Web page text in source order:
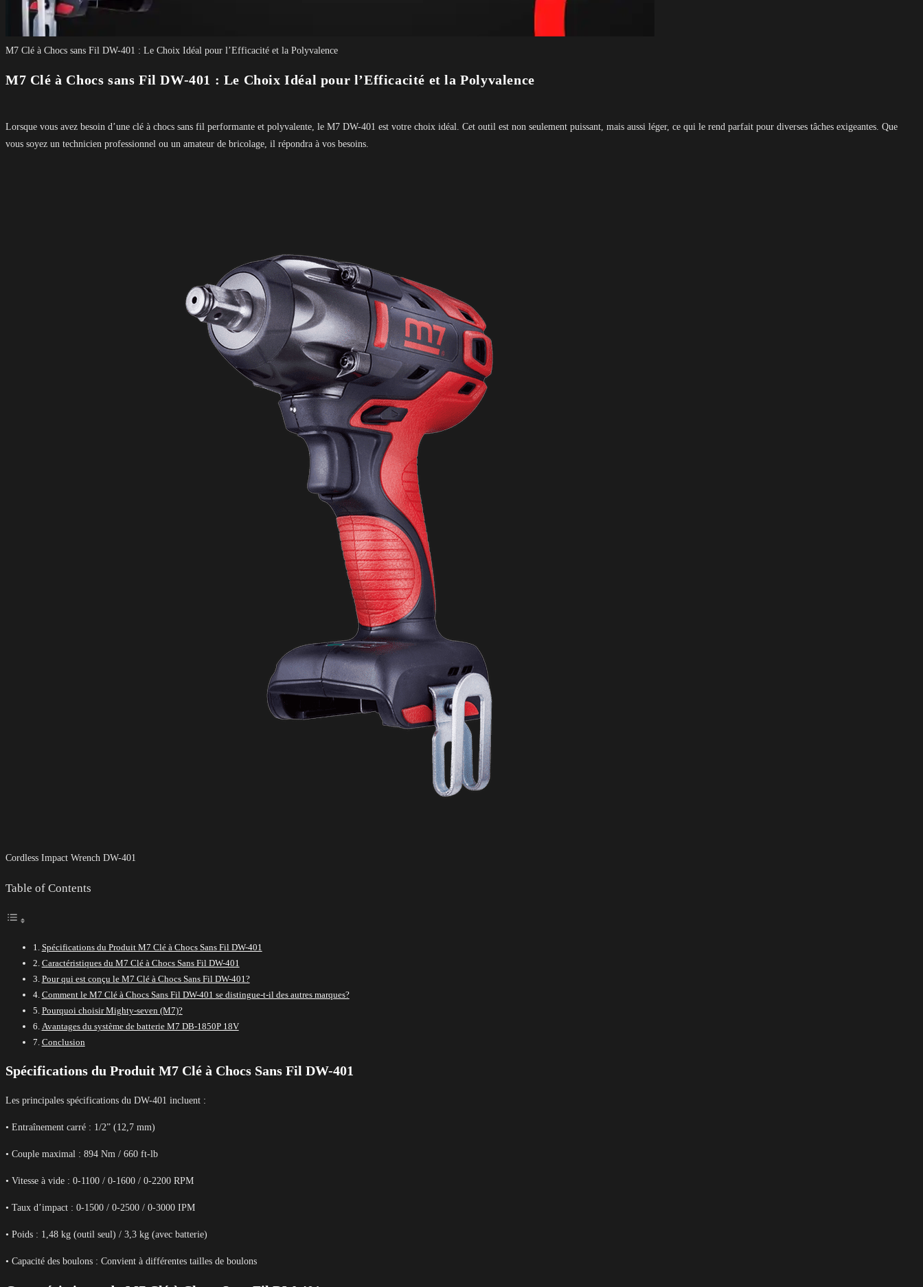
M7 Clé à Chocs sans Fil DW-401 : Le Choix Idéal pour l’Efficacité et la Polyvalence
M7 Clé à Chocs sans Fil DW-401 : Le Choix Idéal pour l’Efficacité et la Polyvalence
Lorsque vous avez besoin d’une clé à chocs sans fil performante et polyvalente, le M7 DW-401 est votre choix idéal. Cet outil est non seulement puissant, mais aussi léger, ce qui le rend parfait pour diverses tâches exigeantes. Que
vous soyez un technicien professionnel ou un amateur de bricolage, il répondra à vos besoins.
Cordless Impact Wrench DW-401
Table of Contents
Spécifications du Produit M7 Clé à Chocs Sans Fil DW-401
Caractéristiques du M7 Clé à Chocs Sans Fil DW-401
Pour qui est conçu le M7 Clé à Chocs Sans Fil DW-401?
Comment le M7 Clé à Chocs Sans Fil DW-401 se distingue-t-il des autres marques?
Pourquoi choisir Mighty-seven (M7)?
Avantages du système de batterie M7 DB-1850P 18V
Conclusion
Spécifications du Produit M7 Clé à Chocs Sans Fil DW-401
Les principales spécifications du DW-401 incluent :
• Entraînement carré : 1/2” (12,7 mm)
• Couple maximal : 894 Nm / 660 ft-lb
• Vitesse à vide : 0-1100 / 0-1600 / 0-2200 RPM
• Taux d’impact : 0-1500 / 0-2500 / 0-3000 IPM
• Poids : 1,48 kg (outil seul) / 3,3 kg (avec batterie)
• Capacité des boulons : Convient à différentes tailles de boulons